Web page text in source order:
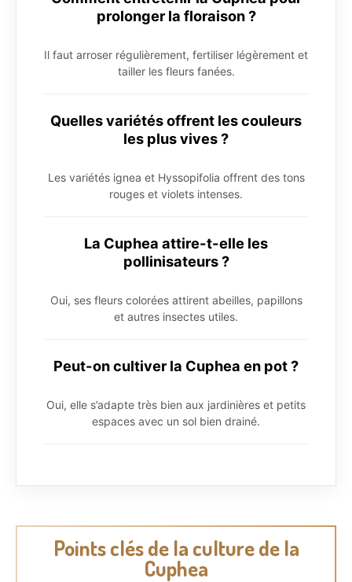
prolonger la floraison ?
Il faut arroser régulièrement, fertiliser légèrement et
tailler les fleurs fanées.
Quelles variétés offrent les couleurs
les plus vives ?
Les variétés ignea et Hyssopifolia offrent des tons
rouges et violets intenses.
La Cuphea attire-t-elle les
pollinisateurs ?
Oui, ses fleurs colorées attirent abeilles, papillons
et autres insectes utiles.
Peut-on cultiver la Cuphea en pot ?
Oui, elle s’adapte très bien aux jardinières et petits
espaces avec un sol bien drainé.
Points clés de la culture de la
Cuphea